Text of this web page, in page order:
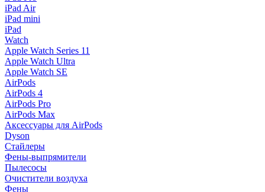
iPad Air
iPad mini
iPad
Watch
Apple Watch Series 11
Apple Watch Ultra
Apple Watch SE
AirPods
AirPods 4
AirPods Pro
AirPods Max
Аксессуары для AirPods
Dyson
Стайлеры
Фены-выпрямители
Пылесосы
Очистители воздуха
Фены